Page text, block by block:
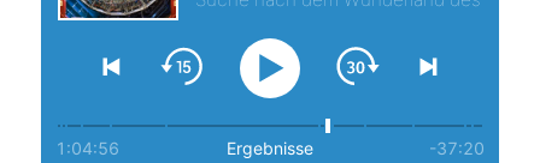
i
g
p
i